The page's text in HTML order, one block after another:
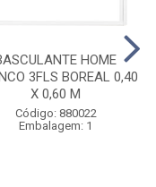
HOME
3FLS BOREAL 0,40
X 0,60 M
Código: 880022
Embalagem: 1